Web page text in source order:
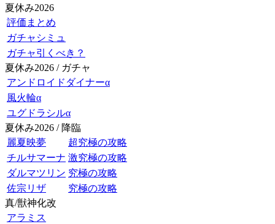
夏休み2026
評価まとめ
ガチャシミュ
ガチャ引くべき？
夏休み2026 / ガチャ
アンドロイドダイナーα
風火輪α
ユグドラシルα
夏休み2026 / 降臨
麗夏映夢
超究極の攻略
チルサマーナ 激究極の攻略
ダルマツリン 究極の攻略
佐宗リザ
究極の攻略
真/獣神化改
アラミス